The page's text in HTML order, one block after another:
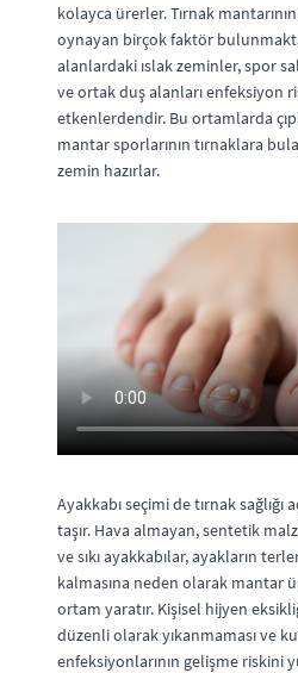
kolayca ürerler. Tırnak
oynayan birçok faktör
alanlardaki ıslak zeminler, spor
ve ortak duş alanları enfeksiyon
etkenlerdendir. Bu ortamlarda
mantar sporlarının tırnaklara
zemin hazırlar.
Ayakkabı seçimi de tırnak sağlığı
taşır. Hava almayan, sentetik
ve sıkı ayakkabılar, ayakların
kalmasına neden olarak mantar
ortam yaratır. Kişisel hijyen
düzenli olarak yıkanmaması ve
enfeksiyonlarının gelişme riskini